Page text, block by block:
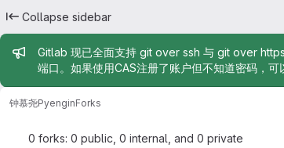
Collapse sidebar
Admin message
Gitlab 现已全面支持 git over ssh 与 git over
端口。如果使用CAS注册了账户但不知道密码，
钟慕尧PyenginForks
0 forks: 0 public, 0 internal, and 0 private